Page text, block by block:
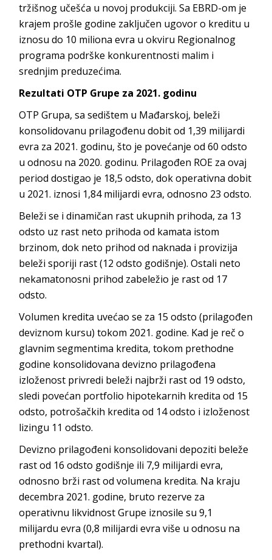
tržišnog učešća u novoj produkciji. Sa EBRD-om je
krajem prošle godine zaključen ugovor o kreditu u
iznosu do 10 miliona evra u okviru Regionalnog
programa podrške konkurentnosti malim i
srednjim preduzećima.
Rezultati OTP Grupe za 2021. godinu
OTP Grupa, sa sedištem u Mađarskoj, beleži
konsolidovanu prilagođenu dobit od 1,39 milijardi
evra za 2021. godinu, što je povećanje od 60 odsto
u odnosu na 2020. godinu. Prilagođen ROE za ovaj
period dostigao je 18,5 odsto, dok operativna dobit
u 2021. iznosi 1,84 milijardi evra, odnosno 23 odsto.
Beleži se i dinamičan rast ukupnih prihoda, za 13
odsto uz rast neto prihoda od kamata istom
brzinom, dok neto prihod od naknada i provizija
beleži sporiji rast (12 odsto godišnje). Ostali neto
nekamatonosni prihod zabeležio je rast od 17
odsto.
Volumen kredita uvećao se za 15 odsto (prilagođen
deviznom kursu) tokom 2021. godine. Kad je reč o
glavnim segmentima kredita, tokom prethodne
godine konsolidovana devizno prilagođena
izloženost privredi beleži najbrži rast od 19 odsto,
sledi povećan portfolio hipotekarnih kredita od 15
odsto, potrošačkih kredita od 14 odsto i izloženost
lizingu 11 odsto.
Devizno prilagođeni konsolidovani depoziti beleže
rast od 16 odsto godišnje ili 7,9 milijardi evra,
odnosno brži rast od volumena kredita. Na kraju
decembra 2021. godine, bruto rezerve za
operativnu likvidnost Grupe iznosile su 9,1
milijardu evra (0,8 milijardi evra više u odnosu na
prethodni kvartal).